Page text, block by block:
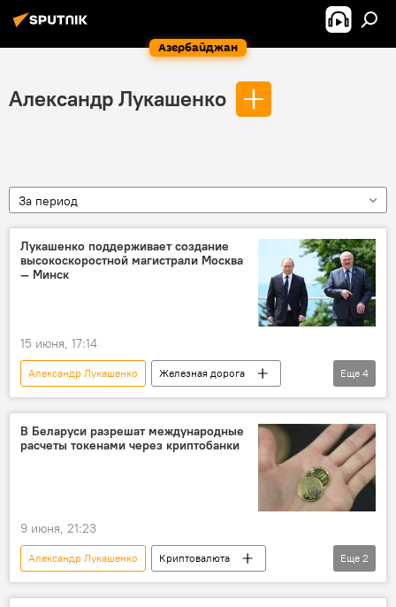
Азербайджан
Александр Лукашенко
За период
Лукашенко поддерживает создание
высокоскоростной магистрали Москва
— Минск
15 июня, 17:14
Александр Лукашенко
Железная дорога
Россия
Белоруссия
высокоскоростная железнодорожная магистраль
Владимир Путин
Еще 4
В Беларуси разрешат международные
расчеты токенами через криптобанки
9 июня, 21:23
Александр Лукашенко
Криптовалюта
Беларусь
Биткоины
Еще 2